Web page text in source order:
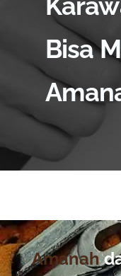
Bisa
Amanah